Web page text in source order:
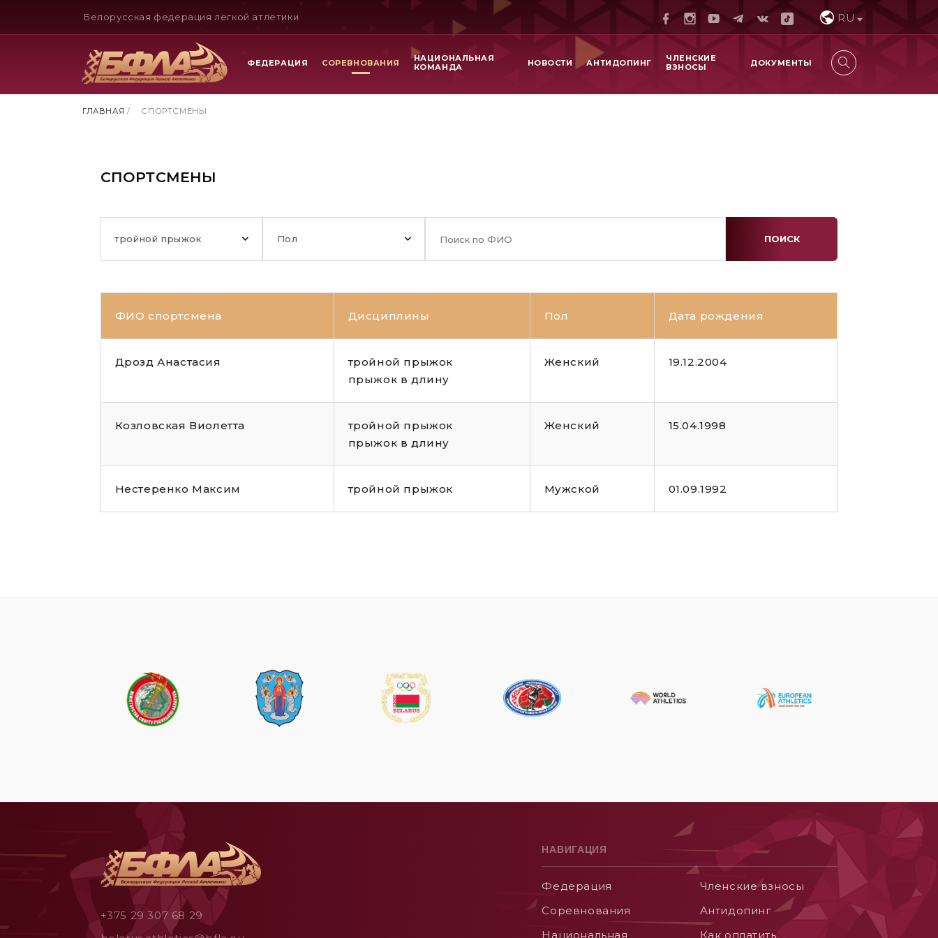
Белорусская федерация легкой атлетики RU
ФЕДЕРАЦИЯ СОРЕВНОВАНИЯ
НАЦИОНАЛЬНАЯ
КОМАНДА
НОВОСТИ АНТИДОПИНГ
ЧЛЕНСКИЕ
ВЗНОСЫ
ДОКУМЕНТЫ
ГЛАВНАЯ / СПОРТСМЕНЫ
СПОРТСМЕНЫ
тройной прыжок Пол ПОИСК
ФИО спортсмена Дисциплины Пол Дата рождения
Дрозд Анастасия
тройной прыжок
прыжок в длину
Женский 19.12.2004
Козловская Виолетта
тройной прыжок
прыжок в длину
Женский 15.04.1998
Нестеренко Максим тройной прыжок Мужской 01.09.1992
+375 29 307 68 29
НАВИГАЦИЯ
Федерация
Соревнования
Национальная
Членские взносы
Aнтидопинг
Как оплатить